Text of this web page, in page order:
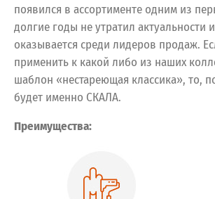
появился в ассортименте одним из
долгие годы не утратил актуальности
оказывается среди лидеров продаж.
применить к какой либо из наших
шаблон «нестареющая классика», то,
будет именно СКАЛА.
Преимущества: